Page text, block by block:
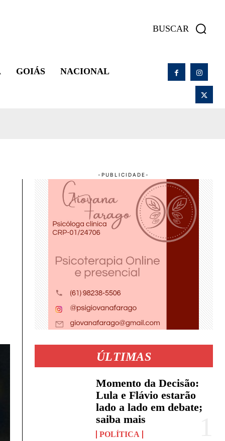
BUSCAR
GOIÁS NACIONAL
ÚLTIMAS
Momento da Decisão:
Lula e Flávio estarão
lado a lado em debate;
saiba mais
POLÍTICA